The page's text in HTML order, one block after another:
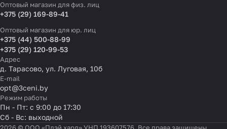
Оптовый магазин для физ. лиц
+375 (29) 169-89-41
Оптовый магазин для юр. лиц
+375 (44) 500-88-99
+375 (29) 120-99-53
Адрес
д. Тарасово, ул. Луговая, 10б
E-mail
opt@3ceni.by
Режим работы
Пн - Пт: с 9:00 до 17:30
Сб - Вс: выходной